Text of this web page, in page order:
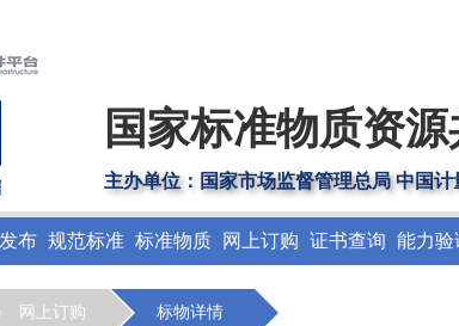
国家标准物质资
主办单位：国家市场监督管理总局 中国
布 规范标准 标准物质 网上订购 证书查询 能力验
网上订购 标物详情